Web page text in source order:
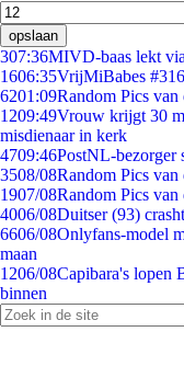
opslaan
307:36MIVD-baas lekt
1606:35VrijMiBabes
6201:09Random Pics
1209:49Vrouw krijgt 30
misdienaar in kerk
4709:46PostNL-bezorger
3508/08Random Pics
1907/08Random Pics
4006/08Duitser (93)
6606/08Onlyfans-model
maan
1206/08Capibara's lopen
binnen